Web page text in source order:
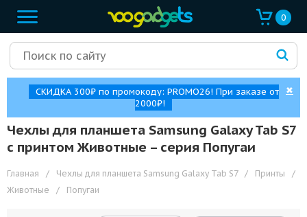
0
СКИДКА 300₽ по промокоду: PROMO26! При заказе от
2000₽!
✖
Чехлы для планшета Samsung Galaxy Tab S7
с принтом Животные – cерия Попугаи
Главная / Чехлы для планшета Samsung Galaxy Tab S7 / Принты
/
Животные
/ Попугаи